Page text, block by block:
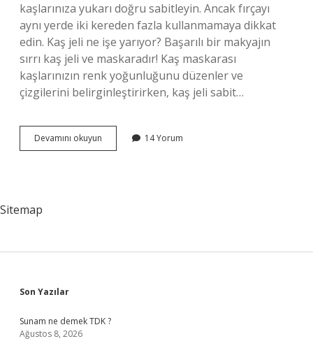
kaşlarınıza yukarı doğru sabitleyin. Ancak fırçayı
aynı yerde iki kereden fazla kullanmamaya dikkat
edin. Kaş jeli ne işe yarıyor? Başarılı bir makyajın
sırrı kaş jeli ve maskaradır! Kaş maskarası
kaşlarınızın renk yoğunluğunu düzenler ve
çizgilerini belirginleştirirken, kaş jeli sabit…
Devamını okuyun
Ne
14 Yorum
Sitemap
Sidebar
Son Yazılar
Sunam ne demek TDK ?
Ağustos 8, 2026